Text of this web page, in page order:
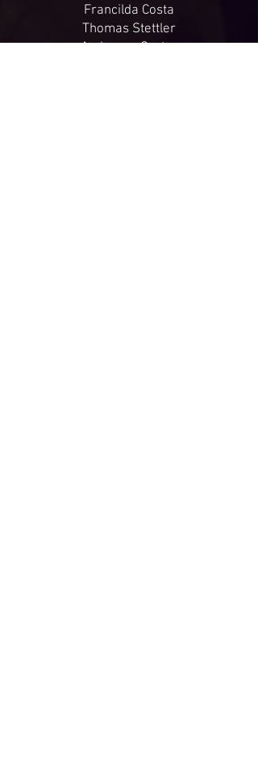
Francilda Costa
Thomas Stettler
Anderson Castro